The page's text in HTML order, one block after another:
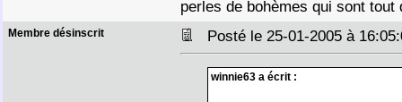
perles de bohèmes qui sont
Membre désinscrit Posté le 25-01-2005 à
winnie63 a écrit :